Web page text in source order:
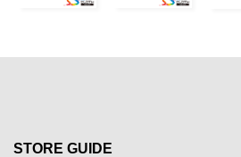
STORE GUIDE